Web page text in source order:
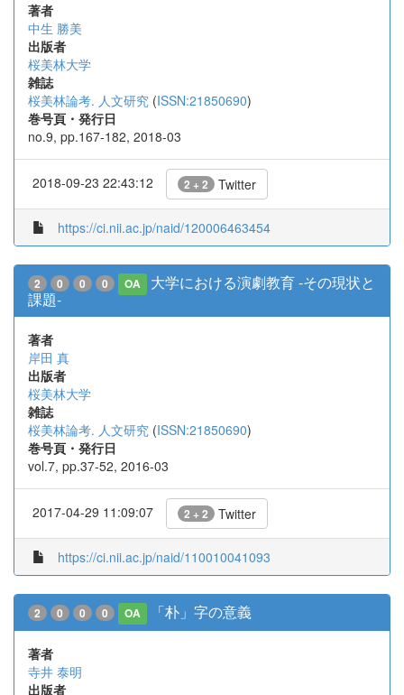
著者
中生 勝美
出版者
桜美林大学
雑誌
桜美林論考. 人文研究 (ISSN:21850690)
巻号頁・発行日
no.9, pp.167-182, 2018-03
2018-09-23 22:43:12 2 + 2 Twitter
https://ci.nii.ac.jp/naid/120006463454
2 0 0 0 OA
大学における演劇教育 -その現状と
課題-
著者
岸田 真
出版者
桜美林大学
雑誌
桜美林論考. 人文研究 (ISSN:21850690)
巻号頁・発行日
vol.7, pp.37-52, 2016-03
2017-04-29 11:09:07 2 + 2 Twitter
https://ci.nii.ac.jp/naid/110010041093
2 0 0 0 OA 「朴」字の意義
著者
寺井 泰明
出版者